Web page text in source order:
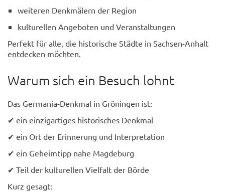
weiteren Denkmälern der Region
kulturellen Angeboten und Veranstaltungen
Perfekt für alle, die historische Städte in Sachsen-Anhalt
entdecken möchten.
Warum sich ein Besuch lohnt
Das Germania-Denkmal in Gröningen ist:
✔ ein einzigartiges historisches Denkmal
✔ ein Ort der Erinnerung und Interpretation
✔ ein Geheimtipp nahe Magdeburg
✔ Teil der kulturellen Vielfalt der Börde
Kurz gesagt: